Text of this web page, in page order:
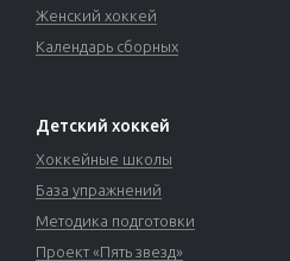
Женский хоккей
Календарь сборных
Детский хоккей
Хоккейные школы
База упражнений
Методика подготовки
Проект «Пять звезд»